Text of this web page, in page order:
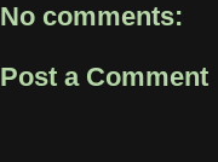
No comments:
Post a Comment